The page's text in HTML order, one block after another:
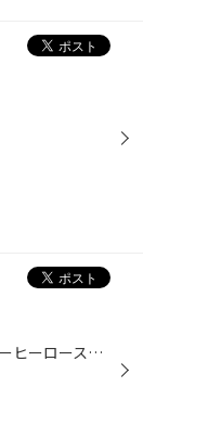
時津町の左底郷にある隠れ家なお店 コーヒーショップ 『カオリモンズコーヒーロースター』さん のご紹介です(^^)/ 入口が細いので初めて行く方は見逃しがちですが 看板はこんな感じですよ(^^) テイクアウトもできますし、豆の購入も可能です。 店内は挽きたてのコーヒーの香りでいっぱいです。 わた...